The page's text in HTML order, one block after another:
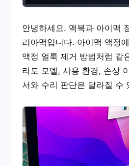
안녕하세요. 맥북과 아이맥
리아맥입니다. 아이맥 액정
액정 얼룩 제거 방법처럼 같
라도 모델, 사용 환경, 손상
서와 수리 판단은 달라질 수